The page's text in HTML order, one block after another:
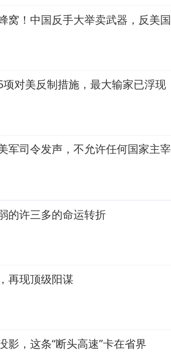
窝！中国反手大举卖武器，反美国
对美反制措施，最大输家已浮现
军司令发声，不允许任何国家主宰
的许三多的命运转折
再现顶级阳谋
影，这条“断头高速”卡在省界